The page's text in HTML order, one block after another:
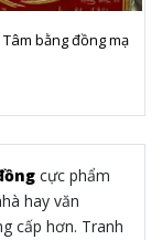
Xem thêm
bằng đồng mạ
cực phẩm
hay văn
cấp hơn. Tranh